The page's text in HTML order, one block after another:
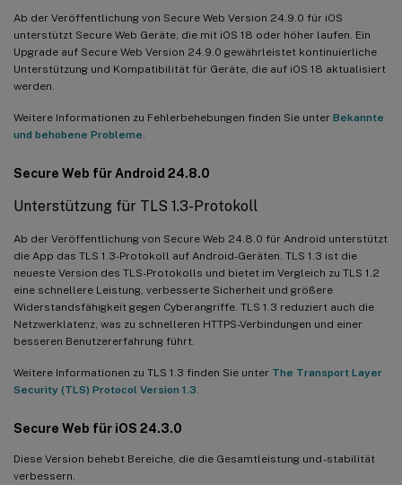
Ab der Veröffentlichung von Secure Web Version 24.9.0 für iOS
unterstützt Secure Web Geräte, die mit iOS 18 oder höher laufen. Ein
Upgrade auf Secure Web Version 24.9.0 gewährleistet kontinuierliche
Unterstützung und Kompatibilität für Geräte, die auf iOS 18 aktualisiert
werden.
Weitere Informationen zu Fehlerbehebungen finden Sie unter Bekannte
und behobene Probleme
Secure Web für Android 24.8.0
Unterstützung für TLS 1.3-Protokoll
Ab der Veröffentlichung von Secure Web 24.8.0 für Android unterstützt
die App das TLS 1.3-Protokoll auf Android-Geräten. TLS 1.3 ist die
neueste Version des TLS-Protokolls und bietet im Vergleich zu TLS 1.2
eine schnellere Leistung, verbesserte Sicherheit und größere
Widerstandsfähigkeit gegen Cyberangriffe. TLS 1.3 reduziert auch die
Netzwerklatenz, was zu schnelleren HTTPS-Verbindungen und einer
besseren Benutzererfahrung führt.
Weitere Informationen zu TLS 1.3 finden Sie unter The Transport Layer
Security (TLS) Protocol Version 1.3
Secure Web für iOS 24.3.0
Diese Version behebt Bereiche, die die Gesamtleistung und -stabilität
verbessern.